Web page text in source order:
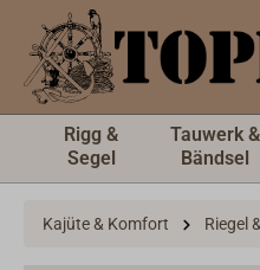
springen
Rigg &
Segel
Tauwerk &
Bändsel
Kajüte & Komfort Riegel